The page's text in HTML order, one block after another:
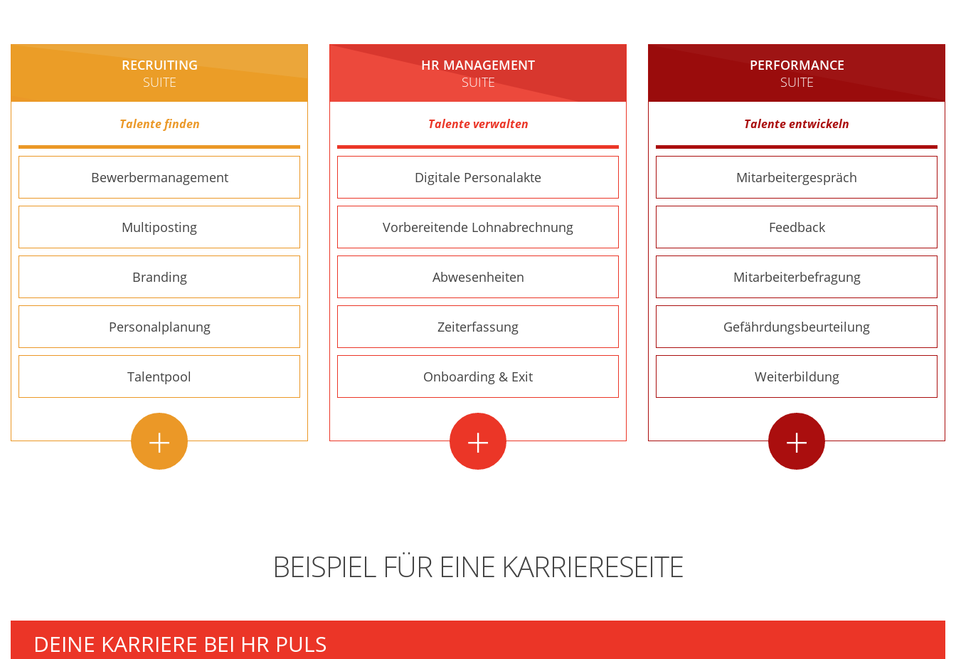
RECRUITING
SUITE
Talente finden
Bewerbermanagement
Multiposting
Branding
Personalplanung
Talentpool
+
HR MANAGEMENT
SUITE
Talente verwalten
Digitale Personalakte
Vorbereitende Lohnabrechnung
Abwesenheiten
Zeiterfassung
Onboarding & Exit
+
PERFORMANCE
SUITE
Talente entwickeln
Mitarbeitergespräch
Feedback
Mitarbeiterbefragung
Gefährdungsbeurteilung
Weiterbildung
+
BEISPIEL FÜR EINE KARRIERESEITE
DEINE KARRIERE BEI HR PULS